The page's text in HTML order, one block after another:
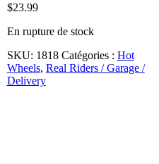
$23.99
En rupture de stock
SKU: 1818 Catégories : Hot
Wheels, Real Riders / Garage /
Delivery